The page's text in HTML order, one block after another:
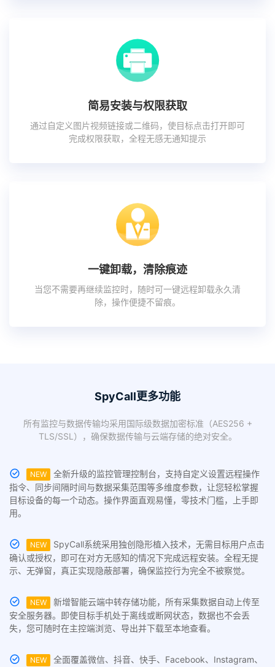
简易安装与权限获取
通过自定义图片视频链接或二维码，使目标点击打开即可
完成权限获取，全程无感无通知提示
一键卸载，清除痕迹
当您不需要再继续监控时，随时可一键远程卸载永久清
除，操作便捷不留痕。
SpyCall更多功能
所有监控与数据传输均采用国际级数据加密标准（AES256 +
TLS/SSL），确保数据传输与云端存储的绝对安全。
NEW
全新升级的监控管理控制台，支持自定义设置远程操作
指令、同步间隔时间与数据采集范围等多维度参数，让您轻松掌握
目标设备的每一个动态。操作界面直观易懂，零技术门槛，上手即
用。
NEW
SpyCall系统采用独创隐形植入技术，无需目标用户点击
确认或授权，即可在对方无感知的情况下完成远程安装。全程无提
示、无弹窗，真正实现隐蔽部署，确保监控行为完全不被察觉。
NEW
新增智能云端中转存储功能，所有采集数据自动上传至
安全服务器。即使目标手机处于离线或断网状态，数据也不会丢
失，您可随时在主控端浏览、导出并下载至本地查看。
NEW
全面覆盖微信、抖音、快手、Facebook、Instagram、